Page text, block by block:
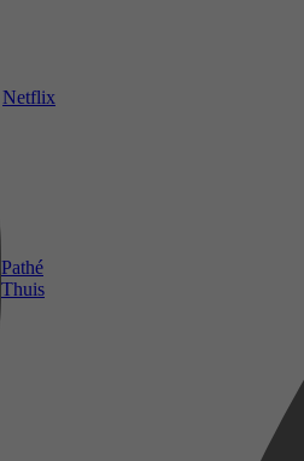
Netflix
Pathé
Thuis